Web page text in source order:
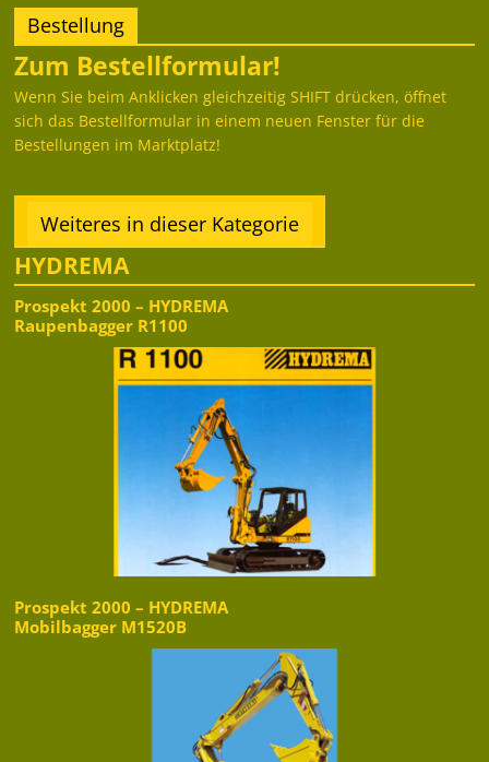
Bestellung
Zum Bestellformular!
Wenn Sie beim Anklicken gleichzeitig SHIFT drücken, öffnet
sich das Bestellformular in einem neuen Fenster für die
Bestellungen im Marktplatz!
Weiteres in dieser Kategorie
HYDREMA
Prospekt 2000 – HYDREMA
Raupenbagger R1100
Prospekt 2000 – HYDREMA
Mobilbagger M1520B